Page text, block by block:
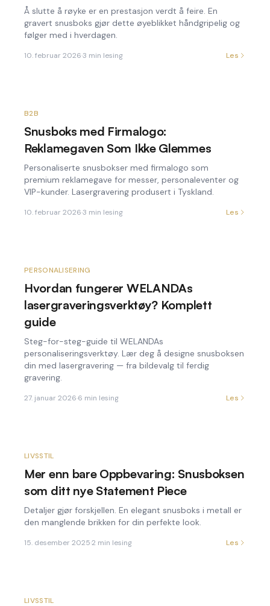
Å slutte å røyke er en prestasjon verdt å feire. En
gravert snusboks gjør dette øyeblikket håndgripelig og
følger med i hverdagen.
10. februar 2026·3 min lesing Les
B2B
Snusboks med Firmalogo:
Reklamegaven Som Ikke Glemmes
Personaliserte snusbokser med firmalogo som
premium reklamegave for messer, personaleventer og
VIP-kunder. Lasergravering produsert i Tyskland.
10. februar 2026·3 min lesing Les
PERSONALISERING
Hvordan fungerer WELANDAs
lasergraveringsverktøy? Komplett
guide
Steg-for-steg-guide til WELANDAs
personaliseringsverktøy. Lær deg å designe snusboksen
din med lasergravering — fra bildevalg til ferdig
gravering.
27. januar 2026·6 min lesing Les
LIVSSTIL
Mer enn bare Oppbevaring: Snusboksen
som ditt nye Statement Piece
Detaljer gjør forskjellen. En elegant snusboks i metall er
den manglende brikken for din perfekte look.
15. desember 2025·2 min lesing Les
LIVSSTIL